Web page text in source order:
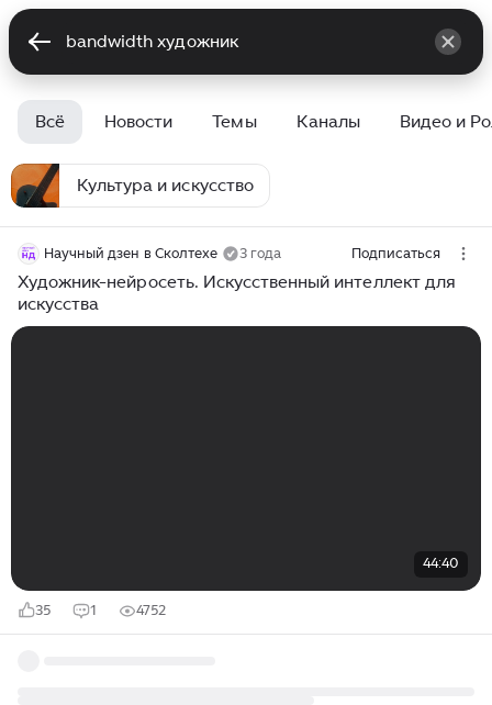
Всё Новости Темы Каналы Видео и
Культура и искусство
Научный дзен в Сколтехе 3 года Подписаться
Художник-нейросеть. Искусственный интеллект для
искусства
44:40
35 1 4752